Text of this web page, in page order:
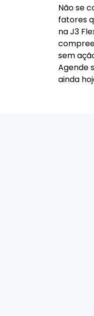
Não se
fatores
na J3
sem
Agende
ainda